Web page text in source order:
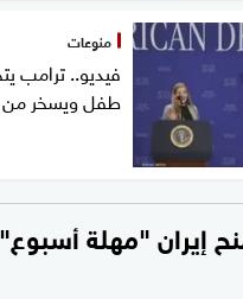
منوعات
فيديو.. ترامب
طفل ويسخر من
إيران "مهلة أسبوع"